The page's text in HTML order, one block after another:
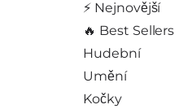
⚡️ Nejnovější
🔥 Best Sellers
Hudební
Umění
Kočky